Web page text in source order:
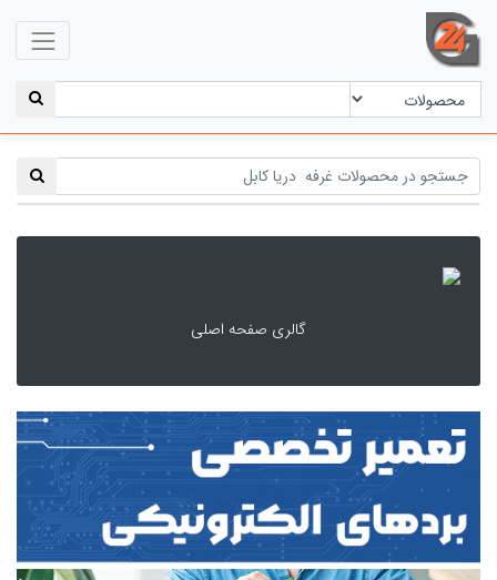
گالری صفحه اصلی